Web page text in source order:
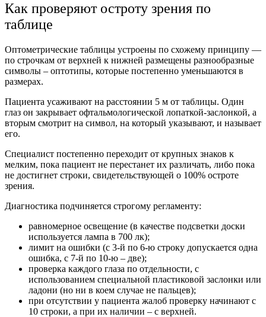
Как проверяют остроту зрения по
таблице
Оптометрические таблицы устроены по схожему принципу —
по строчкам от верхней к нижней размещены разнообразные
символы – оптотипы, которые постепенно уменьшаются в
размерах.
Пациента усаживают на расстоянии 5 м от таблицы. Один
глаз он закрывает офтальмологической лопаткой-заслонкой, а
вторым смотрит на символ, на который указывают, и называет
его.
Специалист постепенно переходит от крупных знаков к
мелким, пока пациент не перестанет их различать, либо пока
не достигнет строки, свидетельствующей о 100% остроте
зрения.
Диагностика подчиняется строгому регламенту:
равномерное освещение (в качестве подсветки доски
используется лампа в 700 лк);
лимит на ошибки (с 3-й по 6-ю строку допускается одна
ошибка, с 7-й по 10-ю – две);
проверка каждого глаза по отдельности, с
использованием специальной пластиковой заслонки или
ладони (но ни в коем случае не пальцев);
при отсутствии у пациента жалоб проверку начинают с
10 строки, а при их наличии – с верхней.